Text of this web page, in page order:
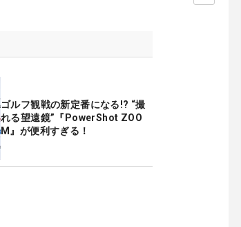
ゴルフ観戦の新定番になる!? “撮
れる望遠鏡”『PowerShot ZOO
M』が便利すぎる！